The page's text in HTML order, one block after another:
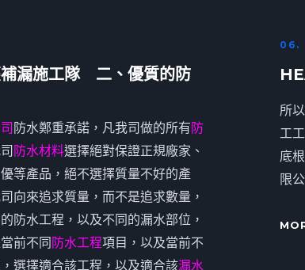
漏施工隊 二、優質的防
防水鄭重承諾，凡我司做的所有防
防水材料選擇絕對保證正規廠家、
等產品，絕不選擇質量不好的產
向來追求質量，而不是追求數量，
防水工程，以及不同的漏水部位，
前不同 防水工程項目，以及當前不
選擇適合該工程，以及適合該漏水
06.
所
工
底
限